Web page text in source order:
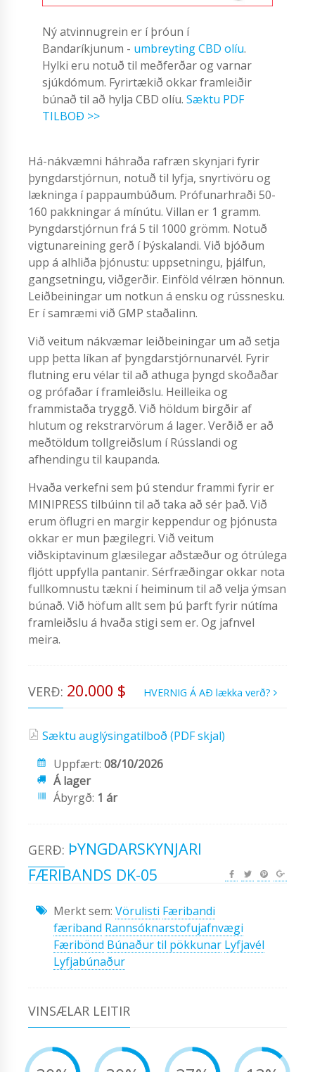
Ný atvinnugrein er í þróun í
Bandaríkjunum - umbreyting CBD olíu.
Hylki eru notuð til meðferðar og varnar
sjúkdómum. Fyrirtækið okkar framleiðir
búnað til að hylja CBD olíu. Sæktu PDF
TILBOÐ >>
Há-nákvæmni háhraða rafræn skynjari fyrir
þyngdarstjórnun, notuð til lyfja, snyrtivöru og
lækninga í pappaumbúðum. Prófunarhraði 50-
160 pakkningar á mínútu. Villan er 1 gramm.
Þyngdarstjórnun frá 5 til 1000 grömm. Notuð
vigtunareining gerð í Þýskalandi. Við bjóðum
upp á alhliða þjónustu: uppsetningu, þjálfun,
gangsetningu, viðgerðir. Einföld vélræn hönnun.
Leiðbeiningar um notkun á ensku og rússnesku.
Er í samræmi við GMP staðalinn.
Við veitum nákvæmar leiðbeiningar um að setja
upp þetta líkan af þyngdarstjórnunarvél. Fyrir
flutning eru vélar til að athuga þyngd skoðaðar
og prófaðar í framleiðslu. Heilleika og
frammistaða tryggð. Við höldum birgðir af
hlutum og rekstrarvörum á lager. Verðið er að
meðtöldum tollgreiðslum í Rússlandi og
afhendingu til kaupanda.
Hvaða verkefni sem þú stendur frammi fyrir er
MINIPRESS tilbúinn til að taka að sér það. Við
erum öflugri en margir keppendur og þjónusta
okkar er mun þægilegri. Við veitum
viðskiptavinum glæsilegar aðstæður og ótrúlega
fljótt uppfylla pantanir. Sérfræðingar okkar nota
fullkomnustu tækni í heiminum til að velja ýmsan
búnað. Við höfum allt sem þú þarft fyrir nútíma
framleiðslu á hvaða stigi sem er. Og jafnvel
meira.
VERÐ: 20.000 $ HVERNIG Á AÐ lækka verð?
Sæktu auglýsingatilboð (PDF skjal)
Uppfært: 08/10/2026
Á lager
Ábyrgð: 1 ár
GERÐ: ÞYNGDARSKYNJARI
FÆRIBANDS DK-05
Merkt sem: Vörulisti Færibandi
færiband Rannsóknarstofujafnvægi
Færibönd Búnaður til pökkunar Lyfjavél
Lyfjabúnaður
VINSÆLAR LEITIR